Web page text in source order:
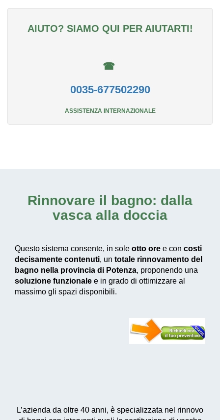
AIUTO? SIAMO QUI PER AIUTARTI!
☎
0035-677502290
ASSISTENZA INTERNAZIONALE
Rinnovare il bagno: dalla
vasca alla doccia
Questo sistema consente, in sole otto ore e con costi
decisamente contenuti, un totale rinnovamento del
bagno nella provincia di Potenza, proponendo una
soluzione funzionale e in grado di ottimizzare al
massimo gli spazi disponibili.
L’azienda da oltre 40 anni, è specializzata nel rinnovo